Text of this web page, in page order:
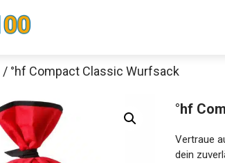
/ °hf Compact Classic Wurfsack
°hf
Vertraue
– dein